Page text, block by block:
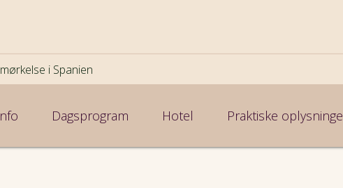
i Spanien
Dagsprogram Hotel Praktiske